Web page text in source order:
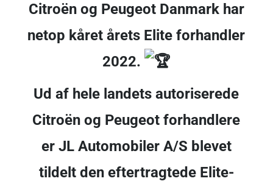
Citroën og Peugeot Danmark har
netop kåret årets Elite forhandler
2022.
Ud af hele landets autoriserede
Citroën og Peugeot forhandlere
er JL Automobiler A/S blevet
tildelt den eftertragtede Elite-